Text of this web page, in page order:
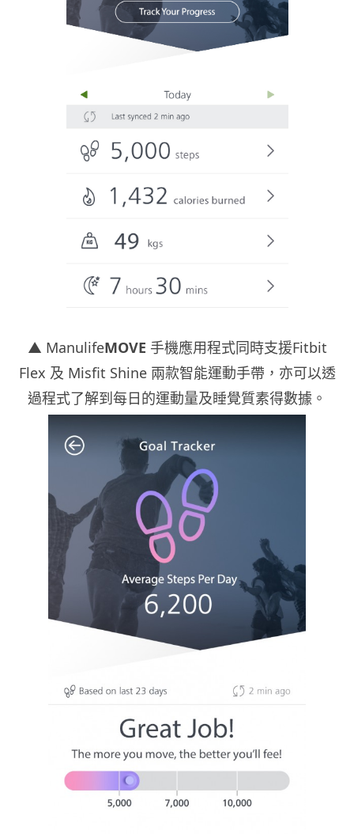
▲ ManulifeMOVE 手機應用程式同時支援Fitbit
Flex 及 Misfit Shine 兩款智能運動手帶，亦可以透
過程式了解到每日的運動量及睡覺質素得數據。